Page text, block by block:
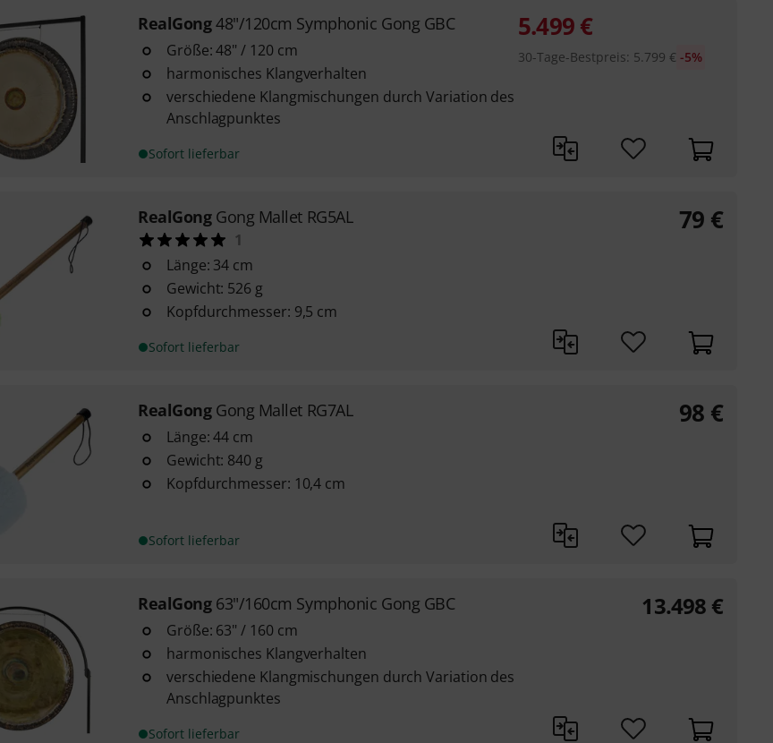
RealGong48"/120cm Symphonic Gong GBC
Größe: 48" / 120 cm
harmonisches Klangverhalten
verschiedene Klangmischungen durch Variation des
Anschlagpunktes
Sofort lieferbar
5.499€
30-Tage-Bestpreis: 5.799 € -5%
RealGong Gong Mallet RG5AL
1
Länge: 34 cm
Gewicht: 526 g
Kopfdurchmesser: 9,5 cm
Sofort lieferbar
79 €
RealGong Gong Mallet RG7AL
Länge: 44 cm
Gewicht: 840 g
Kopfdurchmesser: 10,4 cm
Sofort lieferbar
98 €
RealGong 63"/160cm Symphonic Gong GBC
Größe: 63" / 160 cm
harmonisches Klangverhalten
verschiedene Klangmischungen durch Variation des
Anschlagpunktes
Sofort lieferbar
13.498 €